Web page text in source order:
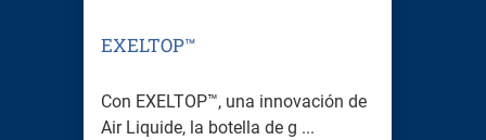
EXELTOP™
Con EXELTOP™, una innovación de
Air Liquide, la botella de g ...